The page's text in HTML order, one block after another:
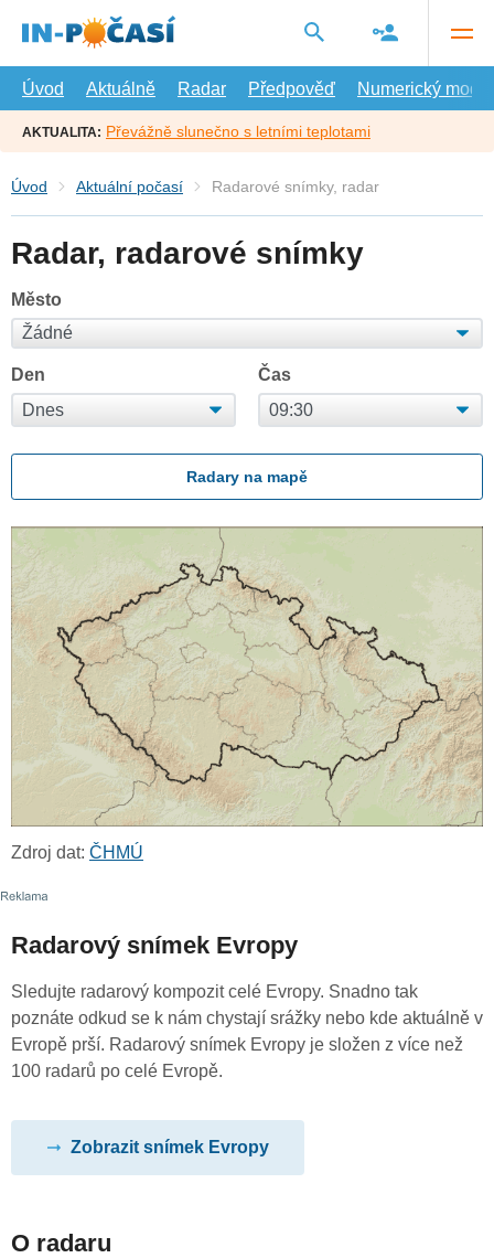
hlavní
Úvod
Aktuálně Radar Předpověď Numerický model
AKTUALITA: Převážně slunečno s letními teplotami
Úvod Aktuální počasí Radarové snímky, radar
Radar, radarové snímky
Město
Den Čas
Radary na mapě
Zdroj dat: ČHMÚ
Radarový snímek Evropy
Sledujte radarový kompozit celé Evropy. Snadno tak
poznáte odkud se k nám chystají srážky nebo kde aktuálně v
Evropě prší. Radarový snímek Evropy je složen z více než
100 radarů po celé Evropě.
Zobrazit snímek Evropy
O radaru